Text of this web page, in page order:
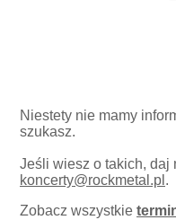
Niestety nie mamy
szukasz.
Jeśli wiesz o takich, daj
koncerty@rockmetal.pl .
Zobacz wszystkie